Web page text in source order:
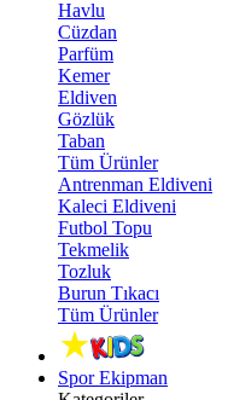
Havlu
Cüzdan
Parfüm
Kemer
Eldiven
Gözlük
Taban
Tüm Ürünler
Antrenman Eldiveni
Kaleci Eldiveni
Futbol Topu
Tekmelik
Tozluk
Burun Tıkacı
Tüm Ürünler
Spor Ekipman